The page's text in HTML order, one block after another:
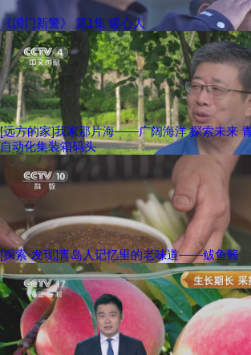
《国门新警》 第1集 暖心人
[远方的家]我家那片海——广阔海洋 探索未来
自动化集装箱码头
[探索·发现]青岛人记忆里的老味道——鲅鱼酱